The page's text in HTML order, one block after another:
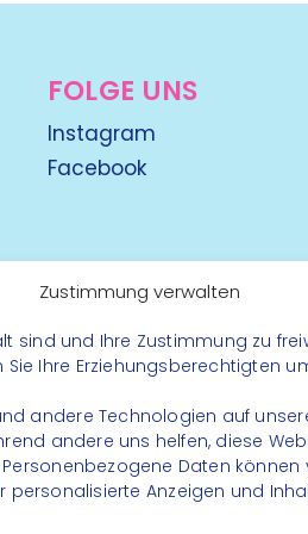
Zustimmung verwalten
sind und Ihre Zustimmung zu
Ihre Erziehungsberechtigten
andere Technologien auf
andere uns helfen, diese
Daten
personalisierte Anzeigen und
FOLGE UNS
Instagram
Facebook